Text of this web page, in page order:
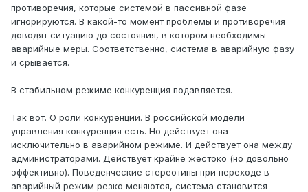
противоречия, которые системой в пассивной фазе
игнорируются. В какой-то момент проблемы и противоречия
доводят ситуацию до состояния, в котором необходимы
аварийные меры. Соответственно, система в аварийную фазу
и срывается.
В стабильном режиме конкуренция подавляется.
Так вот. О роли конкуренции. В российской модели
управления конкуренция есть. Но действует она
исключительно в аварийном режиме. И действует она между
администраторами. Действует крайне жестоко (но довольно
эффективно). Поведенческие стереотипы при переходе в
аварийный режим резко меняются, система становится